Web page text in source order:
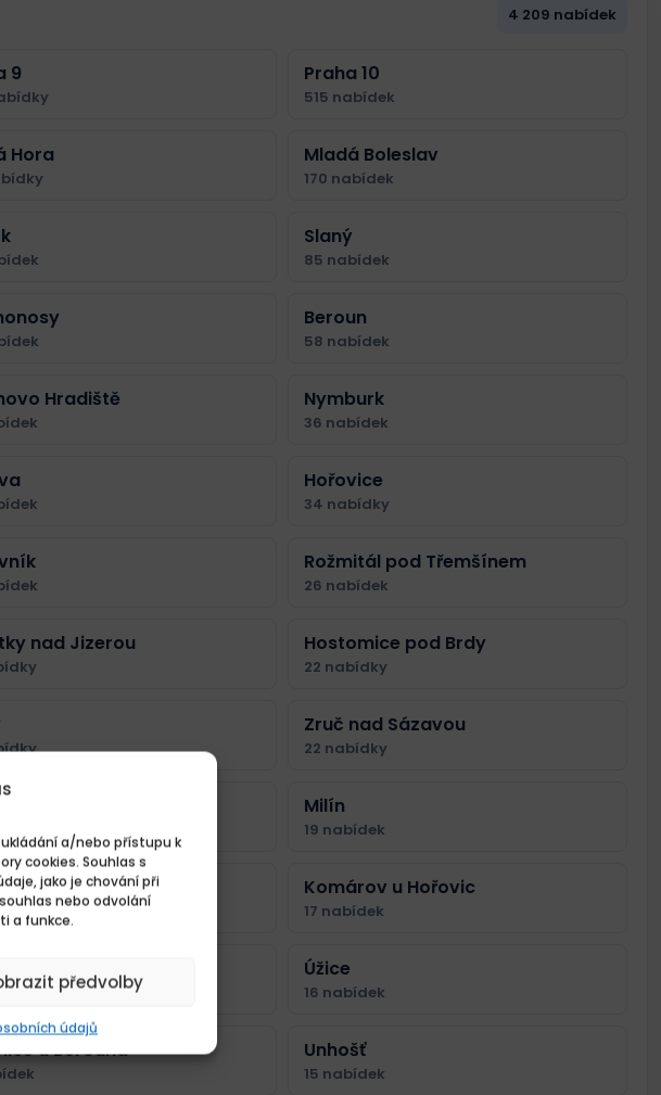
a/nebo přístupu k
cookies. Souhlas s
jako je chování při
nebo odvolání
a funkce.
předvolby
údajů
4 209 nabídek
9 Praha 10
515 nabídek
Hora Mladá Boleslav
170 nabídek
Slaný
85 nabídek
Beroun
58 nabídek
Hradiště Nymburk
36 nabídek
Hořovice
34 nabídky
Rožmitál pod Třemšínem
26 nabídek
nad Jizerou Hostomice pod Brdy
22 nabídky
Zruč nad Sázavou
22 nabídky
Milín
19 nabídek
nad Cidlinou Komárov u Hořovic
17 nabídek
Úžice
16 nabídek
u Berouna Unhošť
15 nabídek